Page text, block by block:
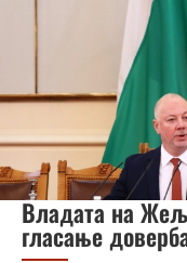
Владата на
гласање